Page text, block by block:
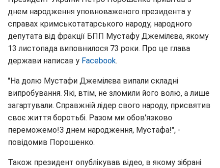
днем народження уповноваженого президента у
справах кримськотатарського народу, народного
депутата від фракції БПП Мустафу Джемілєва, якому
13 листопада виповнилося 73 роки. Про це глава
держави написав у Facebook.
"На долю Мустафи Джемілєва випали складні
випробування. Які, втім, не зломили його волю, а лише
загартували. Справжній лідер свого народу, присвятив
своє життя боротьбі. Разом ми обов'язково
переможемо!З днем народження, Мустафа!", -
повідомив Порошенко.
Також президент опублікував відео, в якому зібрані